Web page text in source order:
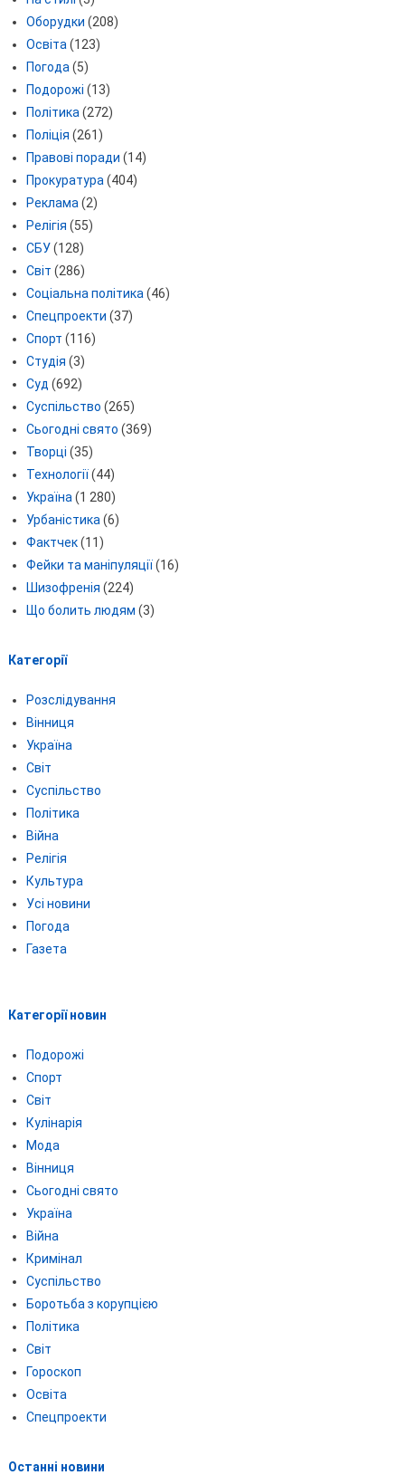
Оборудки (208)
Освіта (123)
Погода (5)
Подорожі (13)
Політика (272)
Поліція (261)
Правові поради (14)
Прокуратура (404)
Реклама (2)
Релігія (55)
СБУ(128)
Світ (286)
Соціальна політика (46)
Спецпроекти (37)
Спорт (116)
Студія (3)
Суд (692)
Суспільство (265)
Сьогодні свято (369)
Творці (35)
Технології(44)
Україна (1 280)
Урбаністика (6)
Фактчек(11)
Фейки та маніпуляції(16)
Шизофренія (224)
Що болить людям (3)
Категорії
Розслідування
Вінниця
Україна
Світ
Суспільство
Політика
Війна
Релігія
Культура
Усі новини
Погода
Газета
Категорії новин
Подорожі
Спорт
Світ
Кулінарія
Мода
Вінниця
Сьогодні свято
Україна
Війна
Кримінал
Суспільство
Боротьба з корупцією
Політика
Світ
Гороскоп
Освіта
Спецпроекти
Останні новини